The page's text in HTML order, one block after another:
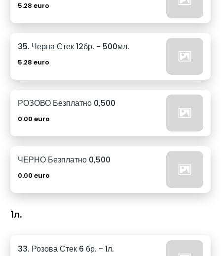
5.28 euro
35. Черна Стек 12бр. - 500мл.
5.28 euro
РОЗОВО Безплатно 0,500
0.00 euro
ЧЕРНО Безплатно 0,500
0.00 euro
1л.
33. Розова Стек 6 бр. - 1л.